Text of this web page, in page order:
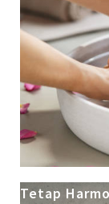
Tetap